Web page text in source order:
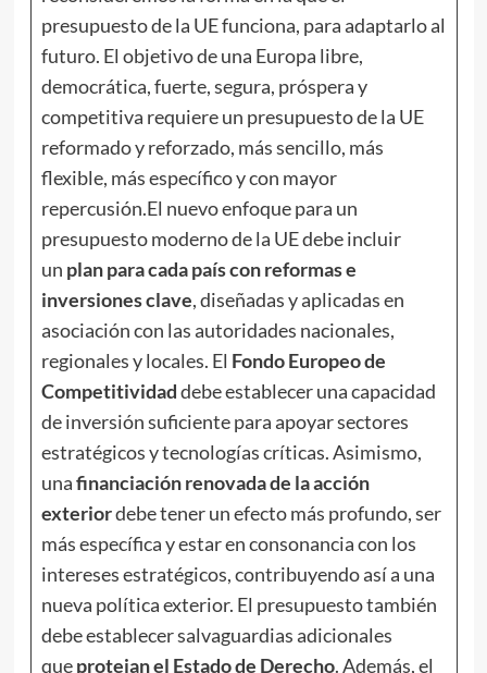
presupuesto de la UE funciona, para adaptarlo al
futuro. El objetivo de una Europa libre,
democrática, fuerte, segura, próspera y
competitiva requiere un presupuesto de la UE
reformado y reforzado, más sencillo, más
flexible, más específico y con mayor
repercusión.El nuevo enfoque para un
presupuesto moderno de la UE debe incluir
un plan para cada país con reformas e
inversiones clave, diseñadas y aplicadas en
asociación con las autoridades nacionales,
regionales y locales. El Fondo Europeo de
Competitividaddebe establecer una capacidad
de inversión suficiente para apoyar sectores
estratégicos y tecnologías críticas. Asimismo,
unafinanciación renovada de la acción
exteriordebe tener un efecto más profundo, ser
más específica y estar en consonancia con los
intereses estratégicos, contribuyendo así a una
nueva política exterior. El presupuesto también
debe establecer salvaguardias adicionales
queprotejan el Estado de Derecho. Además, el